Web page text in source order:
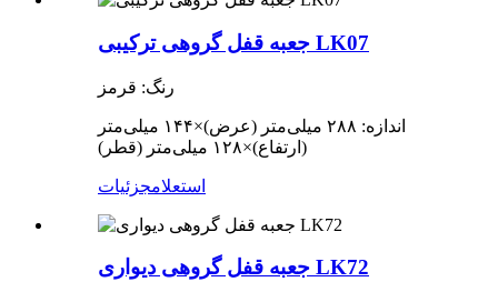
جعبه قفل گروهی ترکیبی LK07
رنگ: قرمز
اندازه: ۲۸۸ میلی‌متر (عرض) ×
۱۴۴ میلی‌متر
(ارتفاع)×۱۲۸ میلی‌متر (قطر)
استعلامجزئیات
جعبه قفل گروهی دیواری LK72